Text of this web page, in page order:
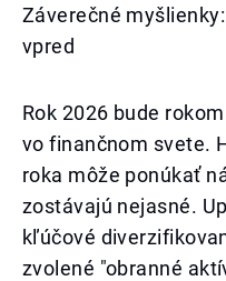
Záverečné
vpred
Rok 2026 bude
vo finančnom svete.
roka môže ponúkať
zostávajú nejasné.
kľúčové
zvolené "obranné